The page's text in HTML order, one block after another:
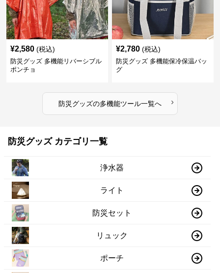
¥2,580 (税込)
防災グッズ 多機能リバーシブル
ポンチョ
¥2,780 (税込)
防災グッズ 多機能保冷保温バッ
グ
防災グッズの多機能ツール一覧へ ›
防災グッズ カテゴリ一覧
浄水器
ライト
防災セット
リュック
ポーチ